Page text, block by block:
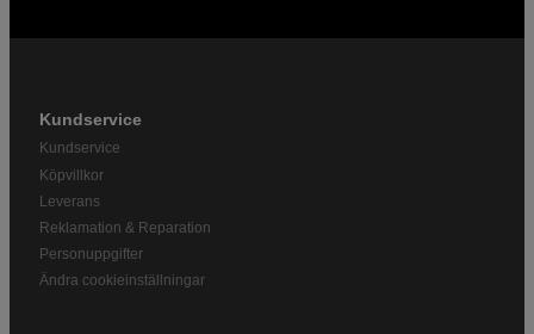
Kundservice
Kundservice
Köpvillkor
Leverans
Reklamation & Reparation
Personuppgifter
Ändra cookieinställningar